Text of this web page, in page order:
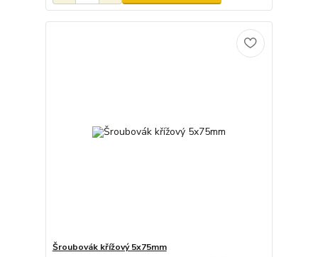
Šroubovák křížový 5x75mm